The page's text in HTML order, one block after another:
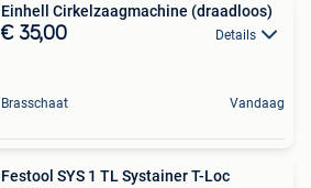
Einhell Cirkelzaagmachine (draadloos)
€ 35,00 Details
Brasschaat Vandaag
Festool SYS 1 TL Systainer T-Loc